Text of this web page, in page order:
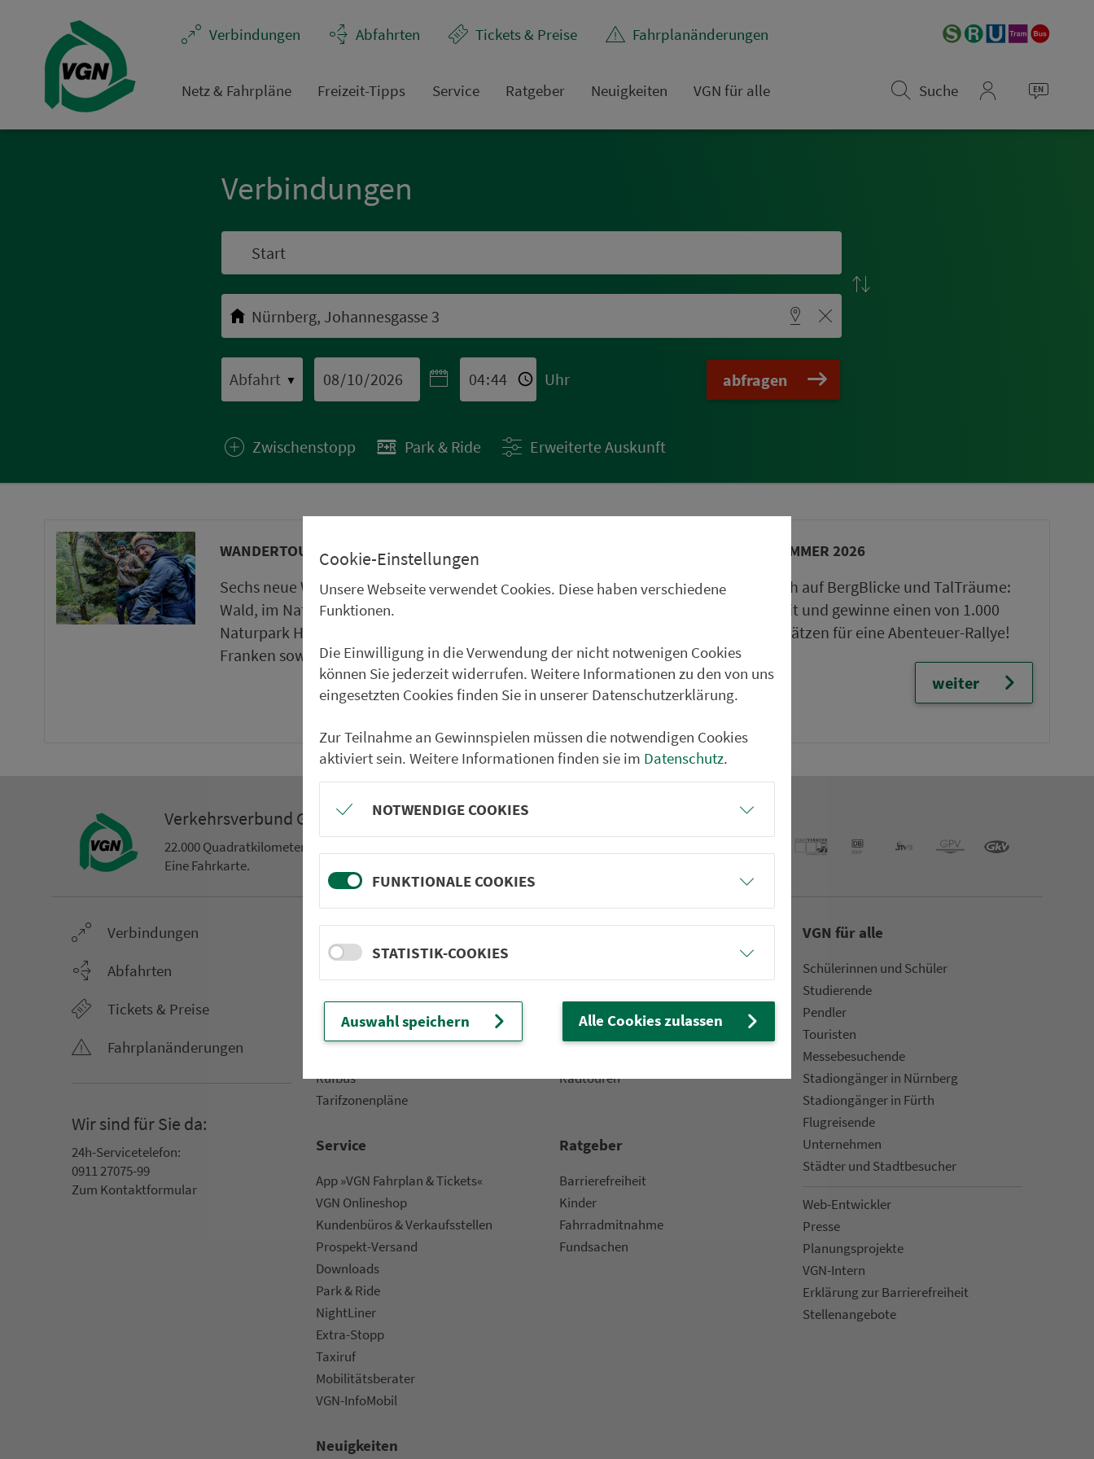
Ver­bin­dungen
Abfahrten Tickets & Preise Fahr­plan­ände­rungen
Netz & Fahrpläne Frei­zeit-Tipps Service Rat­ge­ber Neuigkeiten VGN für alle
Suche
Ver­bin­dungen
▼ Uhr abfragen
Zwischenstopp Park & Ride Erweiterte Auskunft
WANDERTOUREN UND STÄDTETIPPS
Sechs neue Wandertouren im Oberpfälzer
Wald, im Naturpark Frankenwald, im
Naturpark Haßberge und im Weinparadies
Franken sowie ein neuer Städtetipp in Roth.
weiter
VGN-SOMMER 2026
Freu dich auf BergBlicke und TalTräume:
Mach mit und gewinne einen von 1.000
Team-Plätzen für eine Abenteuer-Rallye!
weiter
Ver­kehrs­ver­bund Groß­raum Nürn­berg
22.000 Qua­drat­ki­lo­me­ter. 130 Ver­kehrs­un­ter­neh­men. 1.100 Linien.
Eine Fahr­kar­te.
Ver­bin­dungen
Abfahrten
Tickets & Preise
Fahr­plan­ände­rungen
Wir sind für Sie da:
24h-Ser­vice­te­le­fon:
0911 27075-99
Zum Kon­taktformular
Netz & Fahrpläne
AST-Aus­hang­fahr­plä­ne
Rufbus
Ta­rif­zo­nen­plä­ne
Frei­zeit-Tipps
Wandern
Radtouren
Service
App »VGN Fahrplan & Tickets«
VGN On­line­shop
Kun­den­bü­ros & Ver­kaufs­stel­len
Prospekt-Versand
Downloads
Park & Ride
NightLiner
Extra-Stopp
Taxiruf
Mo­bi­li­täts­be­ra­ter
VGN-InfoMobil
Rat­ge­ber
Bar­ri­e­re­frei­heit
Kinder
Fahr­rad­mit­nah­me
Fund­sachen
Neuigkeiten
VGN für alle
Schülerinnen und Schüler
Stu­die­rende
Pendler
Touristen
Mes­se­be­suchende
Sta­di­on­gän­ger in Nürn­berg
Sta­di­on­gän­ger in Fürth
Flug­rei­sen­de
Un­ter­neh­men
Städter und Stadt­be­su­cher
Web-Entwickler
Presse
Pla­nungs­pro­jekte
VGN-Intern
Erklärung zur Bar­ri­e­re­frei­heit
Stellenan­ge­bote
Cookie-Einstellungen
Unsere Webseite verwendet Cookies. Diese haben verschiedene
Funktionen.
Die Einwilligung in die Verwendung der nicht notwenigen Cookies
können Sie jederzeit widerrufen. Weitere Informationen zu den von uns
eingesetzten Cookies finden Sie in unserer Datenschutzerklärung.
Zur Teilnahme an Gewinnspielen müssen die notwendigen Cookies
aktiviert sein. Weitere Informationen finden sie im Datenschutz.
NOTWENDIGE COOKIES
FUNKTIONALE COOKIES
STATISTIK-COOKIES
Auswahl speichern Alle Cookies zulassen